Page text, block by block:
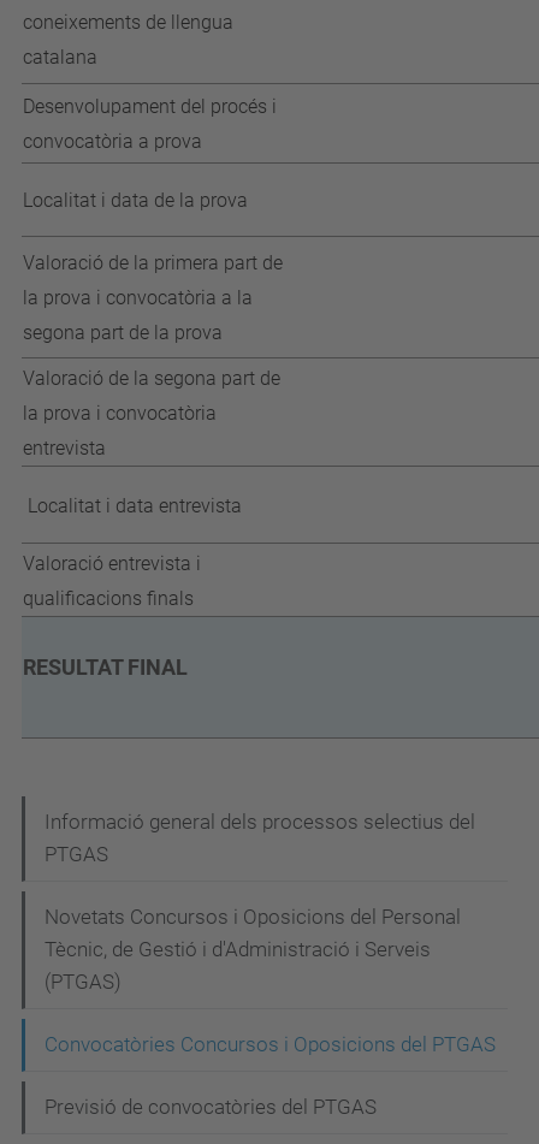
coneixements de llengua
catalana
Desenvolupament del procés i
convocatòria a prova
Localitat i data de la prova
Valoració de la primera part de
la prova i convocatòria a la
segona part de la prova
Valoració de la segona part de
la prova i convocatòria
entrevista
Localitat i data entrevista
Valoració entrevista i
qualificacions finals
RESULTAT FINAL
a
c
Informació general dels processos selectius del
PTGAS
Novetats Concursos i Oposicions del Personal
Tècnic, de Gestió i d'Administració i Serveis
(PTGAS)
Convocatòries Concursos i Oposicions del PTGAS
Previsió de convocatòries del PTGAS